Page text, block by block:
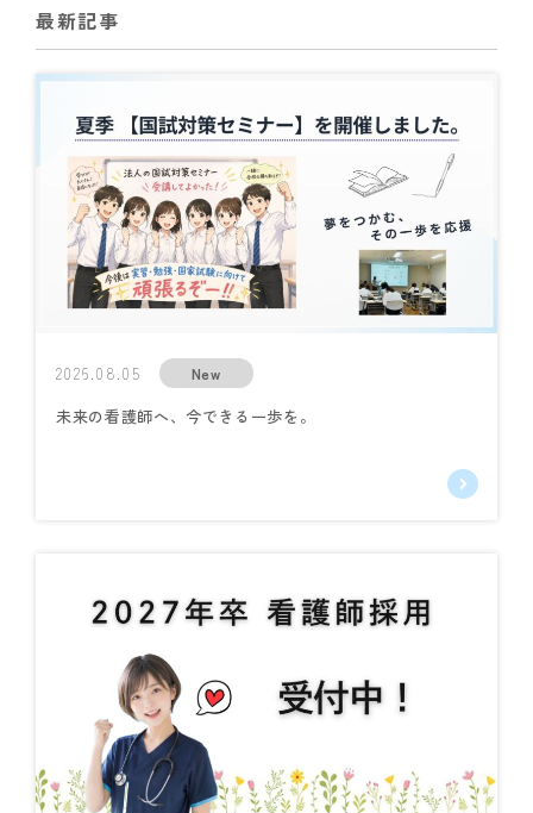
最新記事
2026.08.05 New
未来の看護師へ、今できる一歩を。